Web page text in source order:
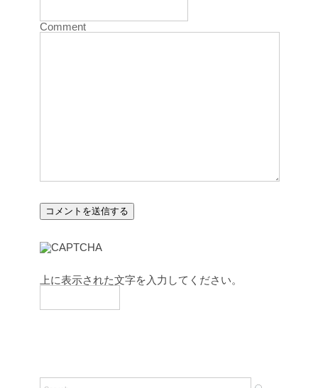
Comment
上に表示された文字を入力してください。